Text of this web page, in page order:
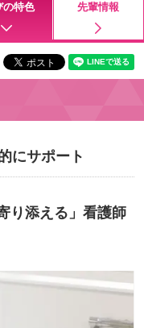
の特色 先輩情報
にサポート
り添える」看護師